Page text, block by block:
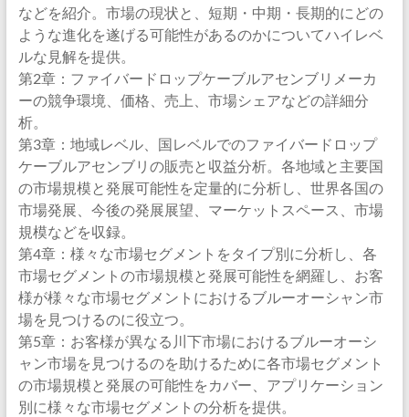
などを紹介。市場の現状と、短期・中期・長期的にどの
ような進化を遂げる可能性があるのかについてハイレベ
ルな見解を提供。
第2章：ファイバードロップケーブルアセンブリメーカ
ーの競争環境、価格、売上、市場シェアなどの詳細分
析。
第3章：地域レベル、国レベルでのファイバードロップ
ケーブルアセンブリの販売と収益分析。各地域と主要国
の市場規模と発展可能性を定量的に分析し、世界各国の
市場発展、今後の発展展望、マーケットスペース、市場
規模などを収録。
第4章：様々な市場セグメントをタイプ別に分析し、各
市場セグメントの市場規模と発展可能性を網羅し、お客
様が様々な市場セグメントにおけるブルーオーシャン市
場を見つけるのに役立つ。
第5章：お客様が異なる川下市場におけるブルーオーシ
ャン市場を見つけるのを助けるために各市場セグメント
の市場規模と発展の可能性をカバー、アプリケーション
別に様々な市場セグメントの分析を提供。